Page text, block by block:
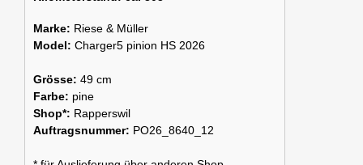
Marke: Riese & Müller
Model: Charger5 pinion HS 2026
Grösse: 49 cm
Farbe: pine
Shop*: Rapperswil
Auftragsnummer: PO26_8640_12